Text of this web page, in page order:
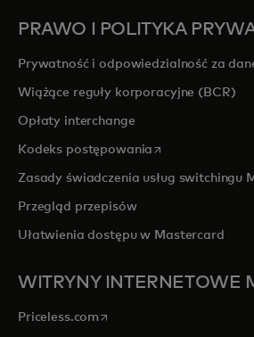
PRAWO I POLITYKA
Prywatność i odpowiedzialność za
Wiążące reguły korporacyjne (BCR)
Opłaty interchange
Kodeks postępowania opens in a new
Zasady świadczenia usług switchingu
Przegląd przepisów
Ułatwienia dostępu w Mastercard
WITRYNY INTERNETOWE
Priceless.com opens in a new tab